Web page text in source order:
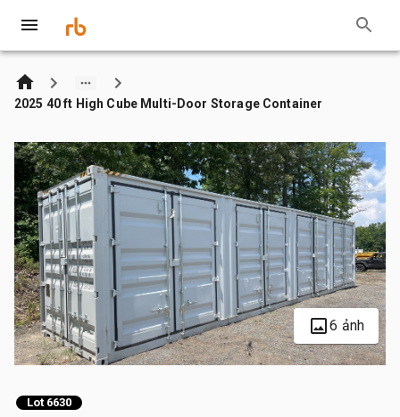
2025 40 ft High Cube Multi-Door Storage Container
6 ảnh
Lot 6630